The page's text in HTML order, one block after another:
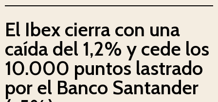
El Ibex cierra con una
caída del 1,2% y cede los
10.000 puntos lastrado
por el Banco Santander